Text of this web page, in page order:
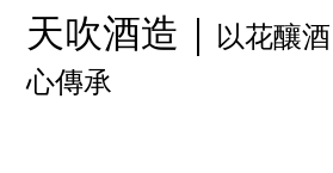
天吹酒造｜ 以花釀
心傳承